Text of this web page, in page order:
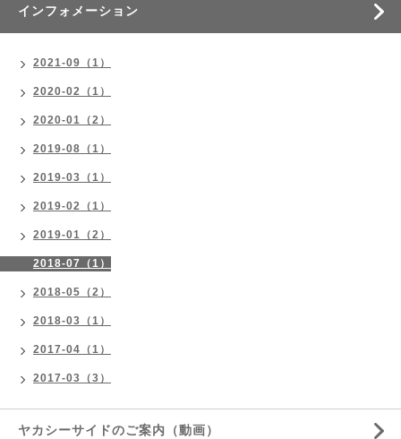
インフォメーション
2021-09（1）
2020-02（1）
2020-01（2）
2019-08（1）
2019-03（1）
2019-02（1）
2019-01（2）
2018-07（1）
2018-05（2）
2018-03（1）
2017-04（1）
2017-03（3）
ヤカシーサイドのご案内（動画）